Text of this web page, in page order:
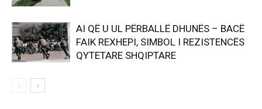
AI QË U UL PËRBALLË DHUNËS – BACË
FAIK REXHEPI, SIMBOL I REZISTENCËS
QYTETARE SHQIPTARE